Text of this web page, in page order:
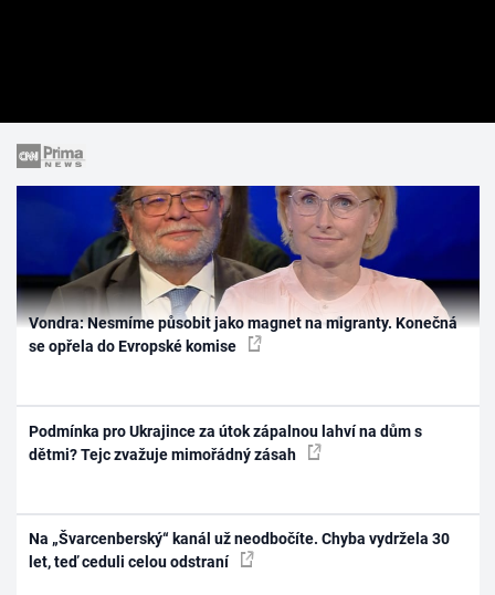
Vondra: Nesmíme působit jako magnet na migranty. Konečná
se opřela do Evropské komise
Podmínka pro Ukrajince za útok zápalnou lahví na dům s
dětmi? Tejc zvažuje mimořádný zásah
Na „Švarcenberský“ kanál už neodbočíte. Chyba vydržela 30
let, teď ceduli celou odstraní